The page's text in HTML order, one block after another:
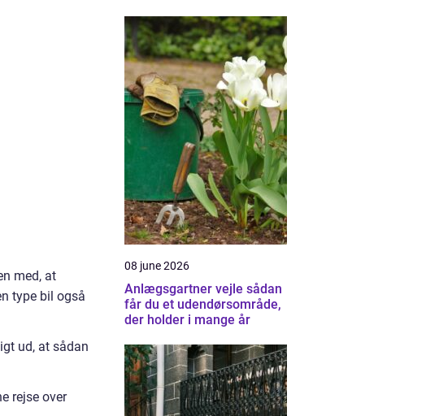
med, at
type bil også
ud, at sådan
rejse over
08 june 2026
Anlægsgartner vejle sådan
får du et udendørsområde,
der holder i mange år